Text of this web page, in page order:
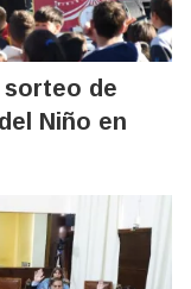
sorteo de
Niño en